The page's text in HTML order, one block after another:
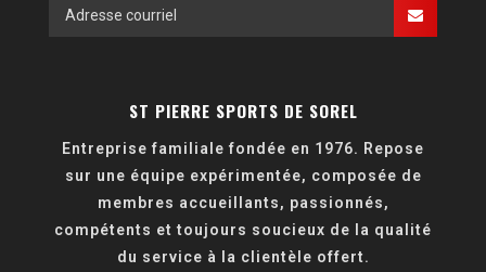
ST PIERRE SPORTS DE SOREL
Entreprise familiale fondée en 1976. Repose
sur une équipe expérimentée, composée de
membres accueillants, passionnés,
compétents et toujours soucieux de la qualité
du service à la clientèle offert.